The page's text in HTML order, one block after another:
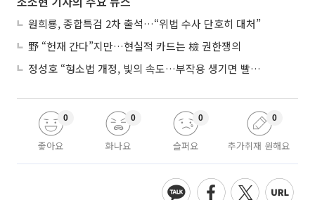
원희룡, 종합특검 2차 출석…“위법 수사 단호히 대처”
野 “헌재 간다”지만…현실적 카드는 檢 권한쟁의
정성호 “형소법 개정, 빛의 속도…부작용 생기면 빨리 고쳐야”
좋아요
0
화나요
0
슬퍼요
0
추가취재 원해요
0